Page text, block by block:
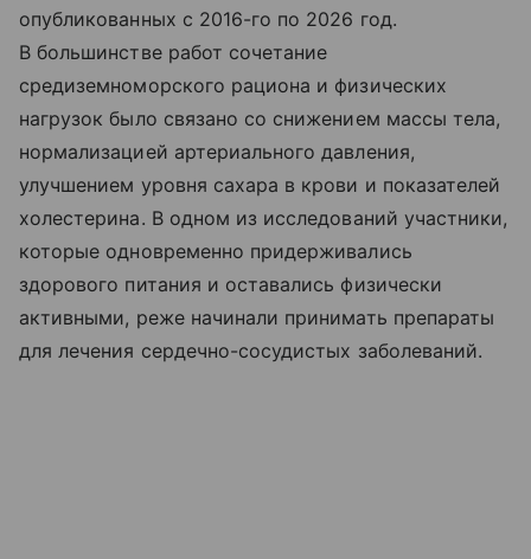
опубликованных с 2016-го по 2026 год.
В большинстве работ сочетание
средиземноморского рациона и физических
нагрузок было связано со снижением массы тела,
нормализацией артериального давления,
улучшением уровня сахара в крови и показателей
холестерина. В одном из исследований участники,
которые одновременно придерживались
здорового питания и оставались физически
активными, реже начинали принимать препараты
для лечения сердечно-сосудистых заболеваний.